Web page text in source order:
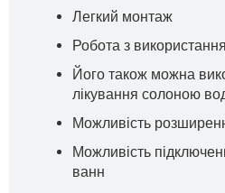
Легкий монтаж
Робота з
Його також можна
лікування солоною
Можливість
Можливість
ванн